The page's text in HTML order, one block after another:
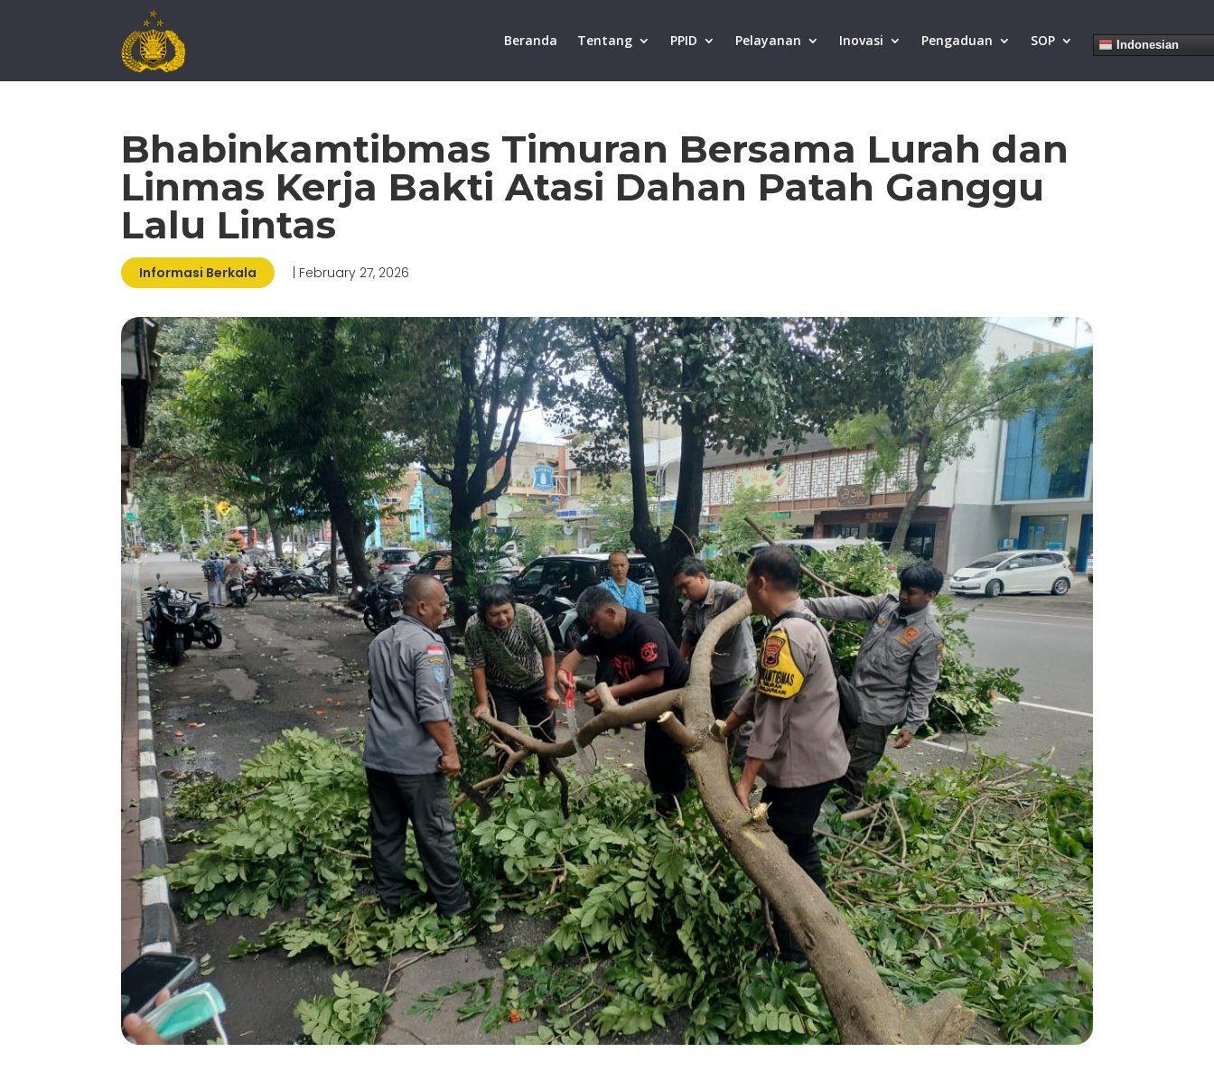
Beranda Tentang PPID Pelayanan Inovasi Pengaduan SOP Indonesian
Bhabinkamtibmas Timuran Bersama Lurah dan
Linmas Kerja Bakti Atasi Dahan Patah Ganggu
Lalu Lintas
Informasi Berkala | February 27, 2026